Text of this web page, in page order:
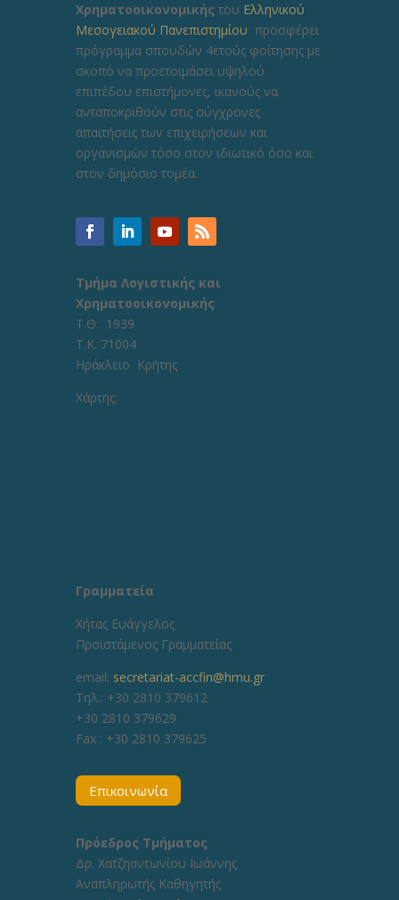
Χρηματοοικονομικής του Ελληνικού
Μεσογειακού Πανεπιστημίου προσφέρει
πρόγραμμα σπουδών 4ετούς φοίτησης με
σκοπό να προετοιμάσει υψηλού
επιπέδου επιστήμονες, ικανούς να
ανταποκριθούν στις σύγχρονες
απαιτήσεις των επιχειρήσεων και
οργανισμών τόσο στον ιδιωτικό όσο και
στον δημόσιο τομέα.
Τμήμα Λογιστικής και
Χρηματοοικονομικής
Τ.Θ. 1939
Τ.Κ. 71004
Ηράκλειο Κρήτης
Χάρτης:
Γραμματεία
Χήτας Ευάγγελος
Προϊστάμενος Γραμματείας
email: secretariat-accfin@hmu.gr
Τηλ.: +30 2810 379612
+30 2810 379629
Fax : +30 2810 379625
Επικοινωνία
Πρόεδρος Τμήματος
Δρ. Χατζηαντωνίου Ιωάννης
Αναπληρωτής Καθηγητής